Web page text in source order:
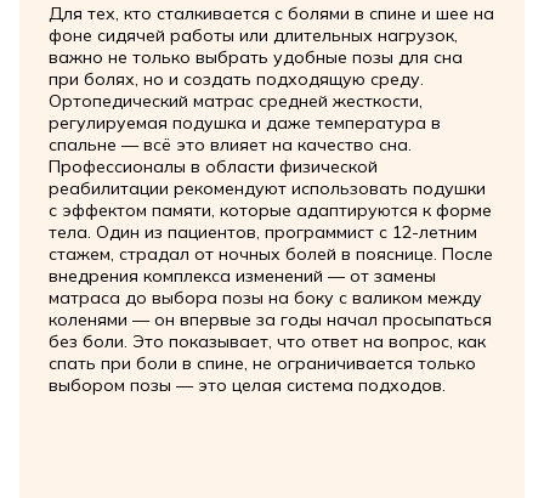
Для тех, кто сталкивается с болями в спине и шее на
фоне сидячей работы или длительных нагрузок,
важно не только выбрать удобные позы для сна
при болях, но и создать подходящую среду.
Ортопедический матрас средней жесткости,
регулируемая подушка и даже температура в
спальне — всё это влияет на качество сна.
Профессионалы в области физической
реабилитации рекомендуют использовать подушки
с эффектом памяти, которые адаптируются к форме
тела. Один из пациентов, программист с 12-летним
стажем, страдал от ночных болей в пояснице. После
внедрения комплекса изменений — от замены
матраса до выбора позы на боку с валиком между
коленями — он впервые за годы начал просыпаться
без боли. Это показывает, что ответ на вопрос, как
спать при боли в спине, не ограничивается только
выбором позы — это целая система подходов.